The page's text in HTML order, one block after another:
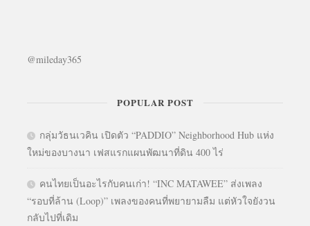
@mileday365
POPULAR POST
กลุ่มวัธนเวคิน เปิดตัว “PADDIO” Neighborhood Hub แห่ง
ใหม่ของบางนา เฟสแรกแผนพัฒนาที่ดิน 400 ไร่
คนไทยเป็นอะไรกับคนเก่า! “INC MATAWEE” ส่งเพลง
“รอบที่ล้าน (Loop)” เพลงของคนที่พยายามลืม แต่หัวใจยังวน
กลับไปที่เดิม